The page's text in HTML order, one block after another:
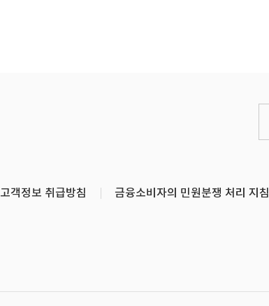
고객정보 취급방침 금융소비자의 민원분쟁 처리 지침